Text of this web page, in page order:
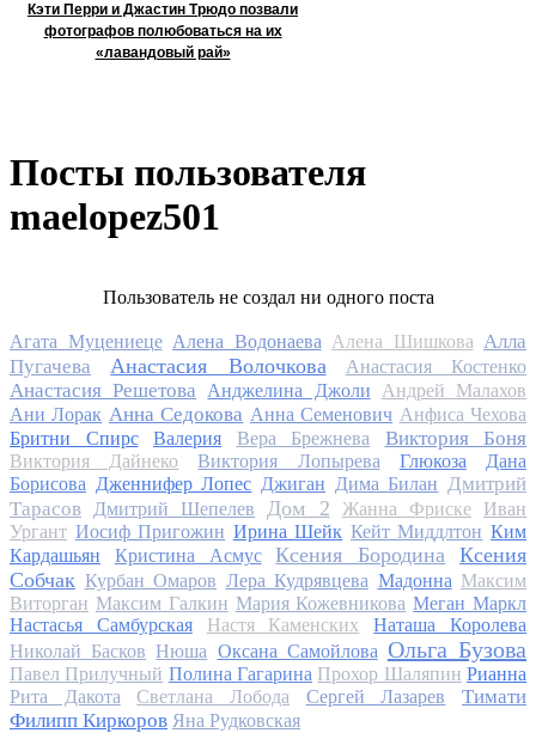
Кэти Перри и Джастин Трюдо позвали
фотографов полюбоваться на их
«лавандовый рай»
Посты пользователя
maelopez501
Пользователь не создал ни одного поста
Агата Муцениеце Алена Водонаева Алена Шишкова Алла
Пугачева
Анастасия Волочкова Анастасия Костенко
Анастасия Решетова Анджелина Джоли
Андрей Малахов
Ани Лорак Анна Седокова Анна Семенович Анфиса Чехова
Бритни Спирс
Валерия Вера Брежнева Виктория Боня
Виктория Дайнеко Виктория Лопырева Глюкоза
Дана
Борисова Дженнифер Лопес Джиган Дима Билан Дмитрий
Тарасов
Дмитрий Шепелев Дом 2 Жанна Фриске
Иван
Ургант Иосиф Пригожин Ирина Шейк Кейт Миддлтон Ким
Кардашьян
Кристина Асмус Ксения Бородина
Ксения
Собчак Курбан Омаров Лера Кудрявцева Мадонна Максим
Виторган Максим Галкин Мария Кожевникова Меган Маркл
Настасья Самбурская
Настя Каменских
Наташа Королева
Николай Басков Нюша Оксана Самойлова Ольга Бузова
Павел Прилучный Полина Гагарина Прохор Шаляпин Рианна
Рита Дакота
Светлана Лобода Сергей Лазарев
Тимати
Филипп Киркоров Яна Рудковская